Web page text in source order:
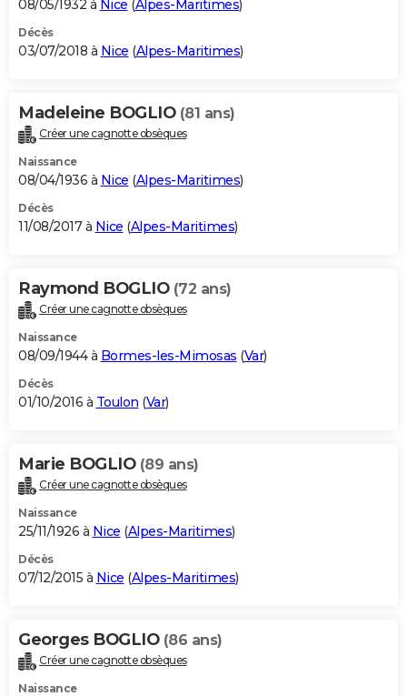
08/05/1932 à Nice (Alpes-Maritimes)
Décès
03/07/2018 à Nice (Alpes-Maritimes)
Madeleine BOGLIO (81 ans)
Créer une cagnotte obsèques
Naissance
08/04/1936 à Nice (Alpes-Maritimes)
Décès
11/08/2017 à Nice (Alpes-Maritimes)
Raymond BOGLIO (72 ans)
Créer une cagnotte obsèques
Naissance
08/09/1944 à Bormes-les-Mimosas (Var)
Décès
01/10/2016 à Toulon (Var)
Marie BOGLIO (89 ans)
Créer une cagnotte obsèques
Naissance
25/11/1926 à Nice (Alpes-Maritimes)
Décès
07/12/2015 à Nice (Alpes-Maritimes)
Georges BOGLIO (86 ans)
Créer une cagnotte obsèques
Naissance